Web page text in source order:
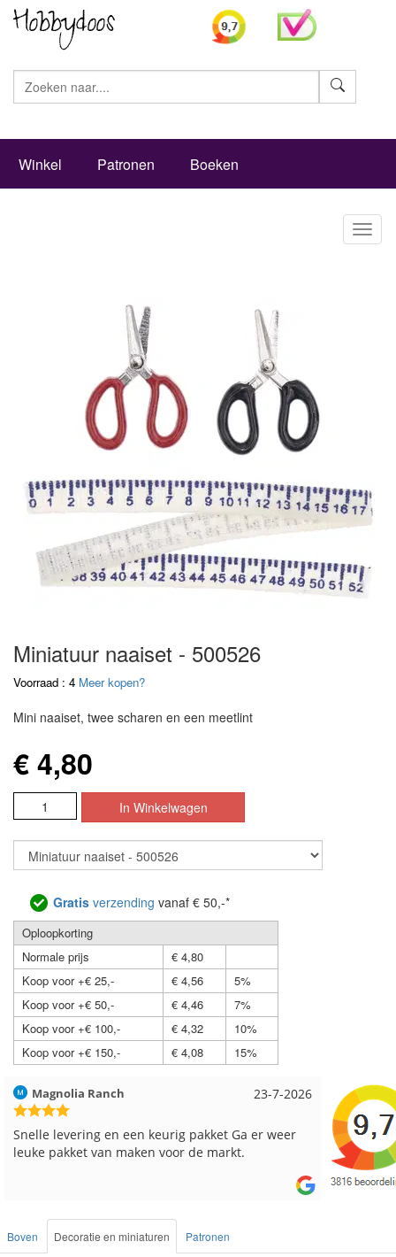
Winkel Patronen Boeken
Miniatuur naaiset - 500526
Voorraad : 4 Meer kopen?
Mini naaiset, twee scharen en een meetlint
€ 4,80
Gratis verzending vanaf € 50,-*
Oploopkorting
Normale prijs
€ 4,80
Koop voor +€ 25,-
€ 4,56
5%
Koop voor +€ 50,-
€ 4,46
7%
Koop voor +€ 100,-
€ 4,32
10%
Koop voor +€ 150,-
€ 4,08 15%
17-7-2026
Hilde uit Loyers
Reeds meerdere keren breigaren en breinaalden
besteld, altijd heel tevreden over de service.
Loes uit
Snelle
Boven Decoratie en miniaturen Patronen